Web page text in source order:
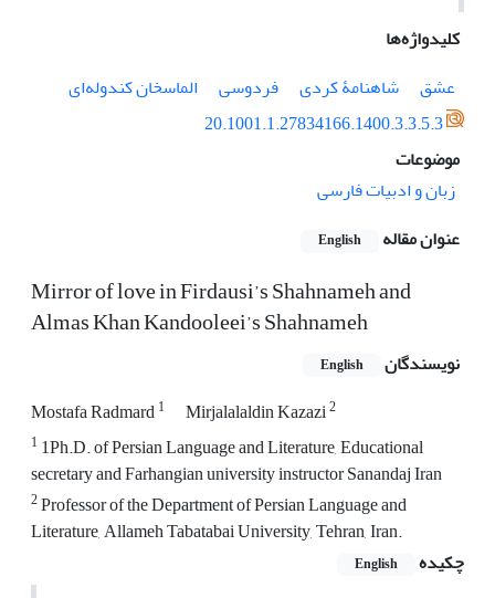
کلیدواژه‌ها
عشق
شاهنامۀ کردی فردوسی
الماسخان کندوله‌ای
20.1001.1.27834166.1400.3.3.5.3
موضوعات
زبان و ادبیات فارسی
عنوان مقاله
English
Mirror of love in Firdausi’s Shahnameh and
Almas Khan Kandooleei’s Shahnameh
نویسندگان English
Mostafa Radmard1 Mirjalalaldin Kazazi2
1 1Ph.D. of Persian Language and Literature, Educational
secretary and Farhangian university instructor Sanandaj Iran
2Professor of the Department of Persian Language and
Literature, Allameh Tabatabai University, Tehran, Iran.
چکیده
English